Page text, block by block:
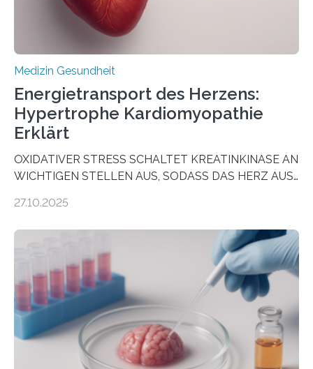
Medizin Gesundheit
Energietransport des Herzens:
Hypertrophe Kardiomyopathie
Erklärt
OXIDATIVER STRESS SCHALTET KREATINKINASE AN
WICHTIGEN STELLEN AUS, SODASS DAS HERZ AUS
aus dem Deutschen Zentrum für Herzinsuffizienz
im Journal Circulation, warum der Energietransport bei
der Hypertrophen Kardiomyopathie (HCM) versagen
kann und wie sich durch eine Verringerung der
Herzbelastung und des oxidativen Stresses
Rhythmusstörungen reduzieren lassen. Würzburg. Die
hypertrophe Kardiomyopathie (HCM) ist die häufigste
erblich bedingte Herzerkrankung. Sie führt dazu, dass
sich die linke Herzkammer verdickt, der Herzmuskel zu
27.10.2025